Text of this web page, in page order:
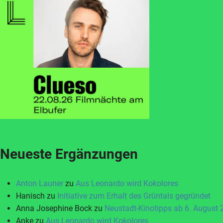
Neueste Ergänzungen
Anton Launer zu Aus Leonardo wird Kokolores
Hanisch zu Initiative zum Erhalt des Grüntals gegründet
Anna Josephine Bock zu Neustadt-Kinotipps ab 6. August
Anke zu Aus Leonardo wird Kokolores